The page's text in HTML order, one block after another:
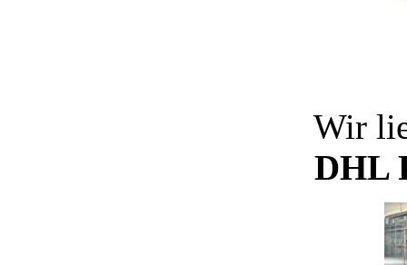
Wir
DHL